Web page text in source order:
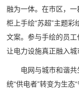
融为一体。在市区，一
柜上手绘“苏超”主题彩
文案。参与手绘的员
让电力设施真正融入城
电网与城市和谐
统“供电者”转变为生态